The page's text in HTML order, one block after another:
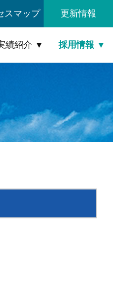
スマップ 更新情報
績紹介 採用情報